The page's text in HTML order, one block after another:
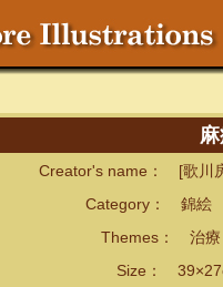
Creator's name： [歌川
Category： 錦絵
Themes： 治療・
Size：